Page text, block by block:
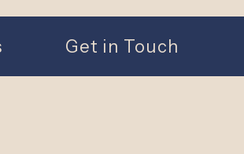
Get in Touch